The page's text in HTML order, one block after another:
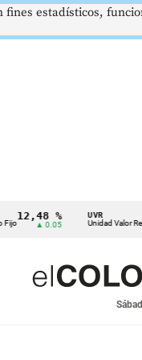
%
▲ 0.05
UVR
Unidad Valor Real
estadísticos,